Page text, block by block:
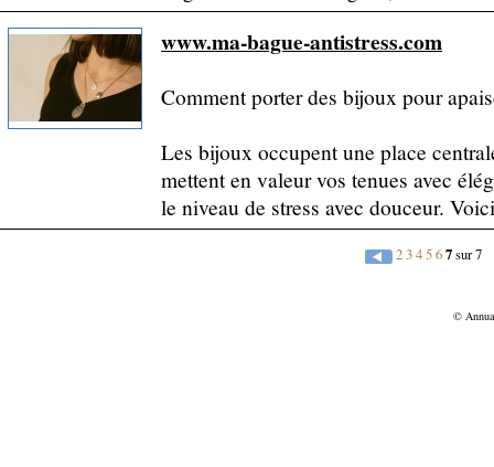
www.ma-bague-antistress.com
Comment porter des bijoux pour
Les bijoux occupent une place
mettent en valeur vos tenues avec
le niveau de stress avec douceur.
234567sur 7
©